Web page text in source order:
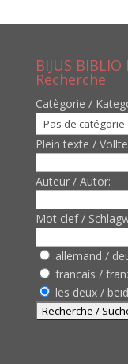
BIJUS BIBLIO
Recherche
Catègorie /
Plein texte /
Auteur / Autor:
Mot clef /
allemand /
francais /
les deux /